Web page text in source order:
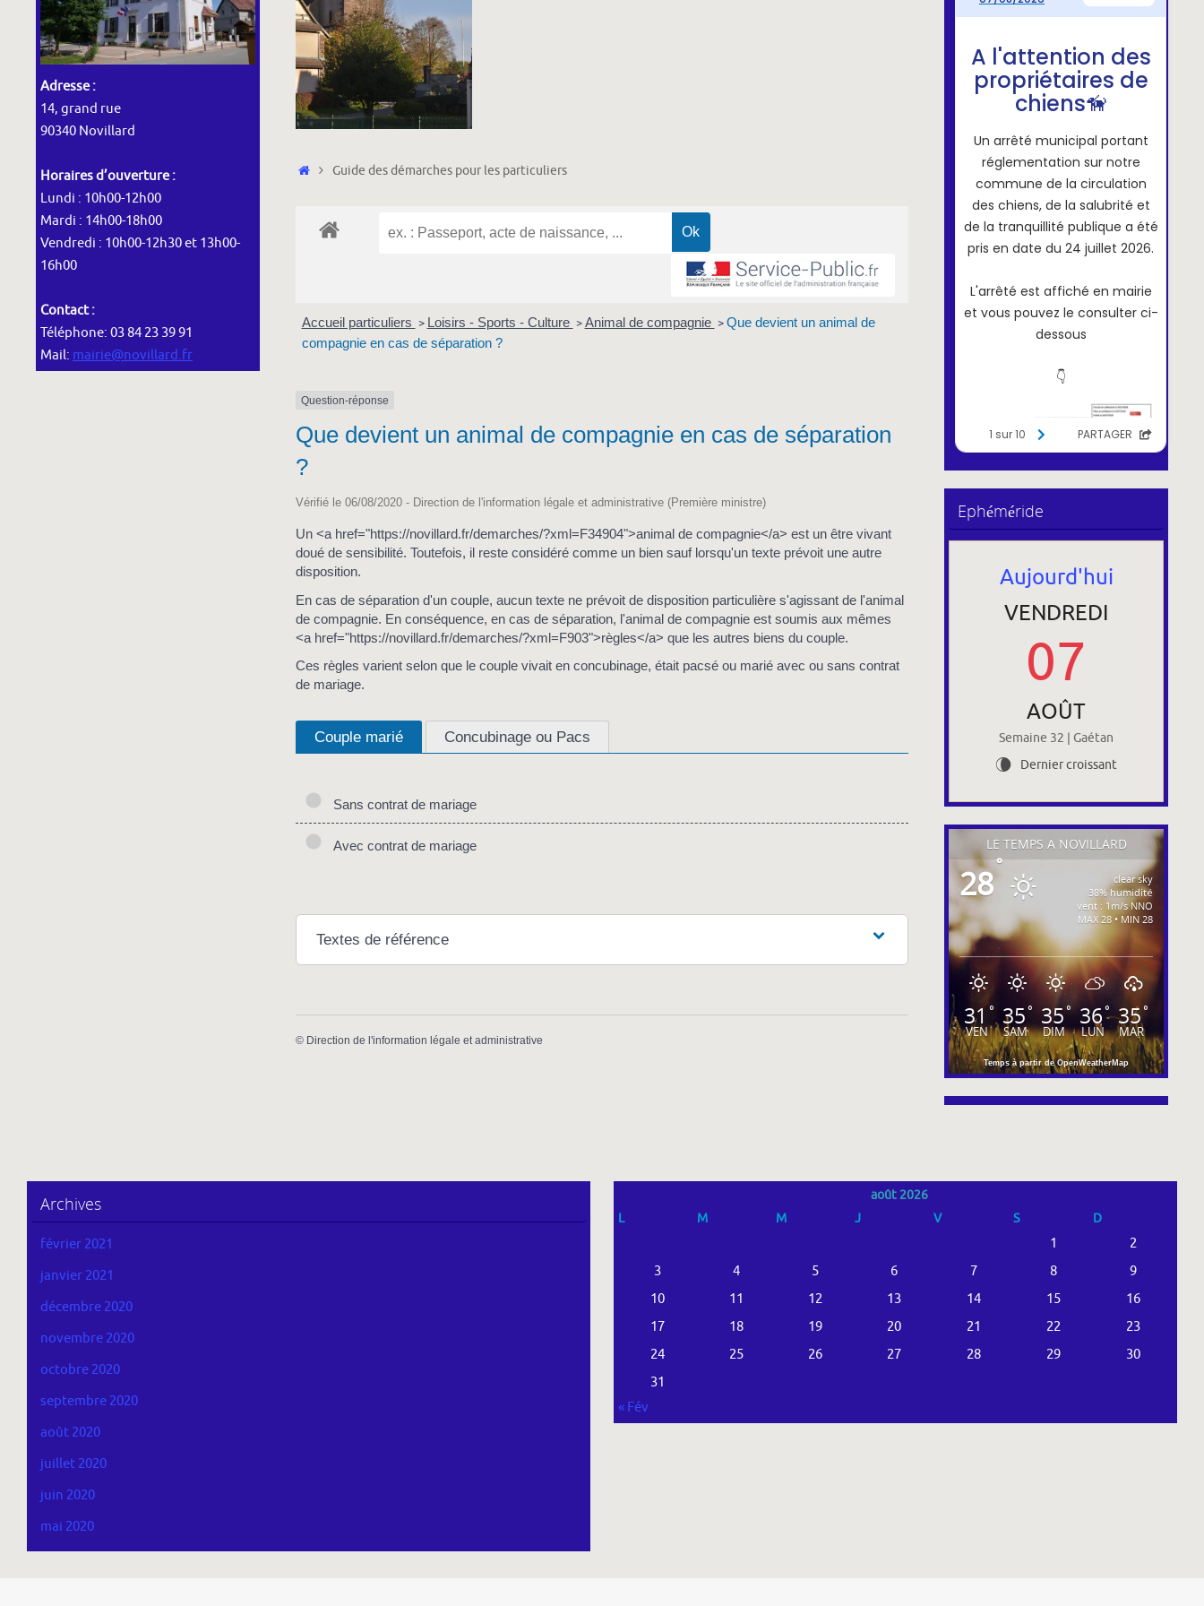
Accueil
Guide des démarches pour les particuliers
Accueil particuliers > Loisirs - Sports - Culture > Animal de compagnie > Que devient un animal de
compagnie en cas de séparation ?
Question-réponse
Que devient un animal de compagnie en cas de séparation
?
Vérifié le 06/08/2020 - Direction de l'information légale et administrative (Première ministre)
Un <a href="https://novillard.fr/demarches/?xml=F34904">animal de compagnie</a> est un être vivant
doué de sensibilité. Toutefois, il reste considéré comme un bien sauf lorsqu'un texte prévoit une autre
disposition.
En cas de séparation d'un couple, aucun texte ne prévoit de disposition particulière s'agissant de l'animal
de compagnie. En conséquence, en cas de séparation, l'animal de compagnie est soumis aux mêmes
<a href="https://novillard.fr/demarches/?xml=F903">règles</a> que les autres biens du couple.
Ces règles varient selon que le couple vivait en concubinage, était pacsé ou marié avec ou sans contrat
de mariage.
Couple marié Concubinage ou Pacs
Sans contrat de mariage
Avec contrat de mariage
Textes de référence
© Direction de l'information légale et administrative
Adresse :
14, grand rue
90340 Novillard
Horaires d’ouverture :
Lundi : 10h00-12h00
Mardi : 14h00-18h00
Vendredi : 10h00-12h30 et 13h00-
16h00
Contact :
Téléphone: 03 84 23 39 91
Mail: mairie@novillard.fr
Ephéméride
Aujourd'hui
VENDREDI
07
AOÛT
Semaine 32 | Gaétan
V Dernier croissant
LE TEMPS À NOVILLARD
28°
clear sky
38% humidité
vent : 1m/s NNO
MAX 28 • MIN 28
31°
VEN
35°
SAM
35°
DIM
36°
LUN
35°
MAR
Temps à partir de OpenWeatherMap
Archives
février 2021
janvier 2021
décembre 2020
novembre 2020
octobre 2020
septembre 2020
août 2020
juillet 2020
juin 2020
mai 2020
août 2026
L
M M J V S D
1
2
3
4 5 6 7 8
9
10
11 12 13 14 15
16
17
18 19 20 21 22
23
24
25 26 27 28 29
30
31
« Fév